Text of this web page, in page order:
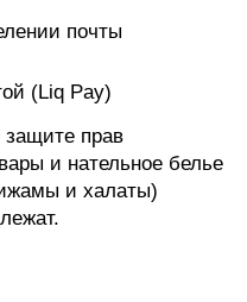
почты
(Liq Pay)
защите прав
и нательное белье
и халаты)